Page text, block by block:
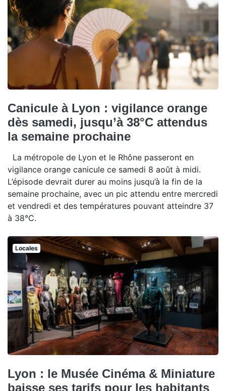
Canicule à Lyon : vigilance orange
dès samedi, jusqu’à 38°C attendus
la semaine prochaine
La métropole de Lyon et le Rhône passeront en
vigilance orange canicule ce samedi 8 août à midi.
L’épisode devrait durer au moins jusqu’à la fin de la
semaine prochaine, avec un pic attendu entre mercredi
et vendredi et des températures pouvant atteindre 37
à 38°C.
Locales
Lyon : le Musée Cinéma & Miniature
baisse ses tarifs pour les habitants